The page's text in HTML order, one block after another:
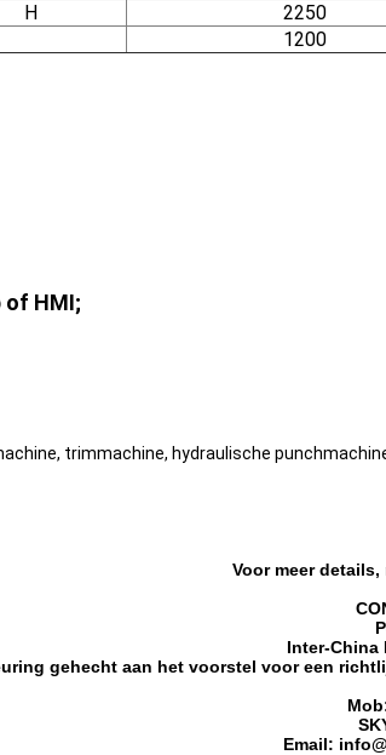
H
2250
1200
of HMI;
trimmachine, hydraulische
Voor meer
Inter-China
gehecht aan het voorstel voor een
Email: